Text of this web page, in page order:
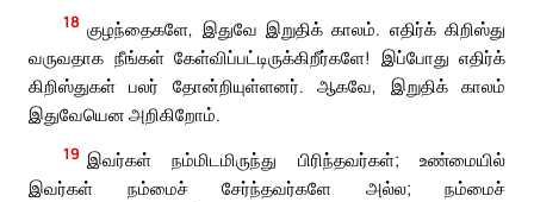
18 குழந்தைகளே, இதுவே இறுதிக் காலம். எதிர்க் கிறிஸ்து
வருவதாக நீங்கள் கேள்விப்பட்டிருக்கிறீர்களே! இப்போது எதிர்க்
கிறிஸ்துகள் பலர் தோன்றியுள்ளனர். ஆகவே, இறுதிக் காலம்
இதுவேயென அறிகிறோம்.
19 இவர்கள் நம்மிடமிருந்து பிரிந்தவர்கள்; உண்மையில்
இவர்கள் நம்மைச் சேர்ந்தவர்களே அல்ல; நம்மைச்